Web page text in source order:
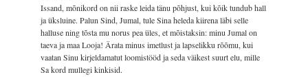
Issand, mõnikord on nii raske leida tänu põhjust, kui kõik tundub hall
ja üksluine. Palun Sind, Jumal, tule Sina heleda kiirena läbi selle
halluse ning tõsta mu norus pea üles, et mõistaksin: minu Jumal on
taeva ja maa Looja! Ärata minus imetlust ja lapselikku rõõmu, kui
vaatan Sinu kirjeldamatut loomistööd ja seda väikest suurt elu, mille
Sa kord mullegi kinkisid.